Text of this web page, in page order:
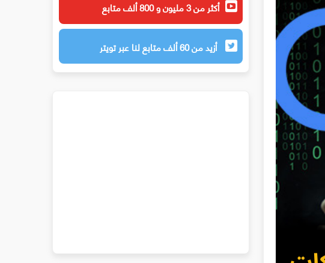
أكثر من 3 مليون و 800 ألف متابع
أزيد من 60 ألف متابع لنا عبر تويتر